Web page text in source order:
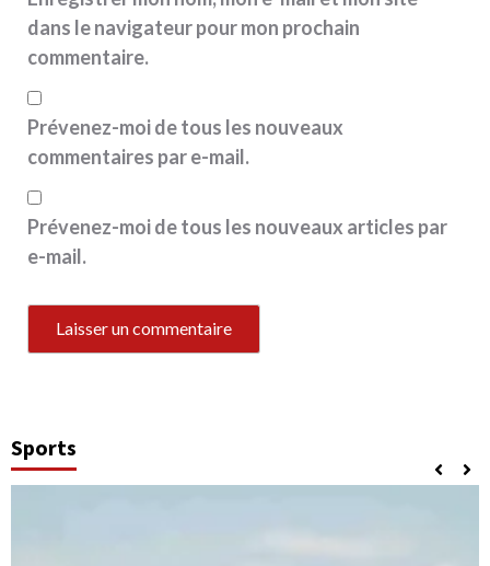
dans le navigateur pour mon prochain
commentaire.
Prévenez-moi de tous les nouveaux
commentaires par e-mail.
Prévenez-moi de tous les nouveaux articles par
e-mail.
Sports